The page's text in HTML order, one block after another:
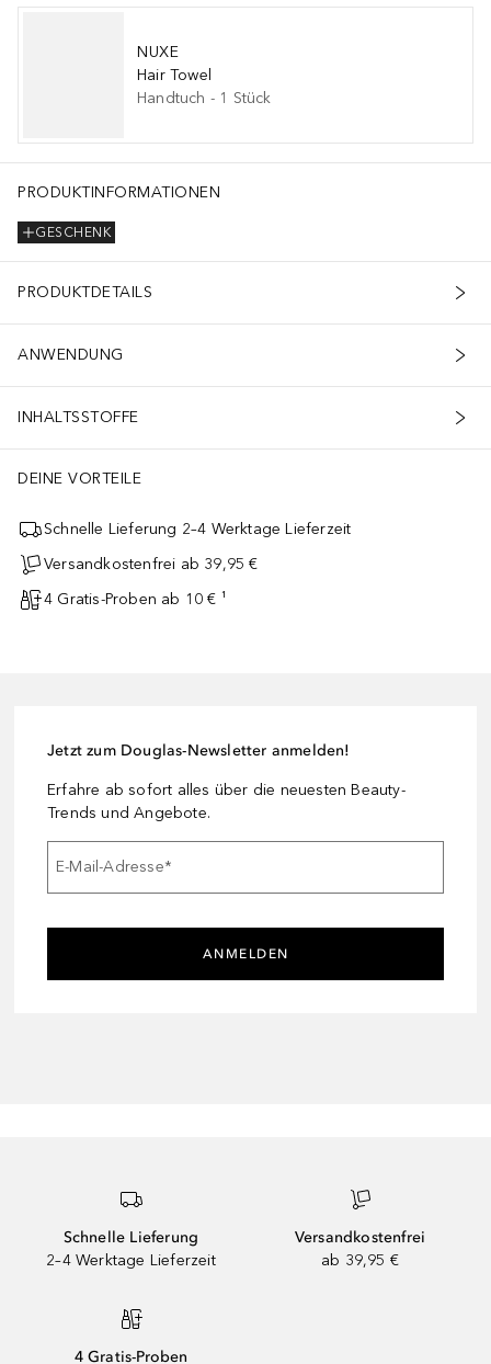
NUXE
Hair Towel
Handtuch - 1 Stück
PRODUKTINFORMATIONEN
GESCHENK
PRODUKTDETAILS
ANWENDUNG
INHALTSSTOFFE
DEINE VORTEILE
Schnelle Lieferung 2–4 Werktage Lieferzeit
Versandkostenfrei ab 39,95 €
4 Gratis-Proben ab 10 € ¹
Jetzt zum Douglas-Newsletter anmelden!
Erfahre ab sofort alles über die neuesten Beauty-
Trends und Angebote.
E-Mail-Adresse*
ANMELDEN
Schnelle Lieferung
2–4 Werktage Lieferzeit
Versandkostenfrei
ab 39,95 €
4 Gratis-Proben